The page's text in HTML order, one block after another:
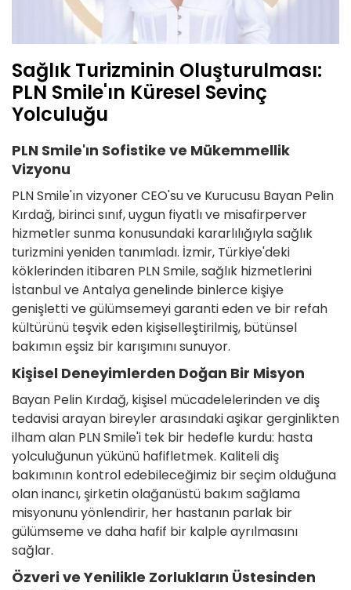
Sağlık Turizminin Oluşturulması:
PLN Smile'ın Küresel Sevinç
Yolculuğu
PLN Smile'ın Sofistike ve Mükemmellik
Vizyonu
PLN Smile'ın vizyoner CEO'su ve Kurucusu Bayan Pelin
Kırdağ, birinci sınıf, uygun fiyatlı ve misafirperver
hizmetler sunma konusundaki kararlılığıyla sağlık
turizmini yeniden tanımladı. İzmir, Türkiye'deki
köklerinden itibaren PLN Smile, sağlık hizmetlerini
İstanbul ve Antalya genelinde binlerce kişiye
genişletti ve gülümsemeyi garanti eden ve bir refah
kültürünü teşvik eden kişiselleştirilmiş, bütünsel
bakımın eşsiz bir karışımını sunuyor.
Kişisel Deneyimlerden Doğan Bir Misyon
Bayan Pelin Kırdağ, kişisel mücadelelerinden ve diş
tedavisi arayan bireyler arasındaki aşikar gerginlikten
ilham alan PLN Smile'i tek bir hedefle kurdu: hasta
yolculuğunun yükünü hafifletmek. Kaliteli diş
bakımının kontrol edebileceğimiz bir seçim olduğuna
olan inancı, şirketin olağanüstü bakım sağlama
misyonunu yönlendirir, her hastanın parlak bir
gülümseme ve daha hafif bir kalple ayrılmasını
sağlar.
Özveri ve Yenilikle Zorlukların Üstesinden